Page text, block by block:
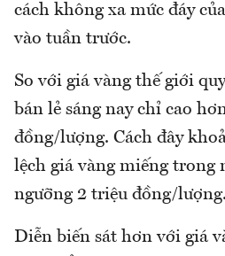
cách không xa mức đáy
vào tuần trước.
So với giá vàng thế giới
bán lẻ sáng nay chỉ cao
đồng/lượng. Cách đây
lệch giá vàng miếng trong
ngưỡng 2 triệu đồng/lượng.
Diễn biến sát hơn với giá